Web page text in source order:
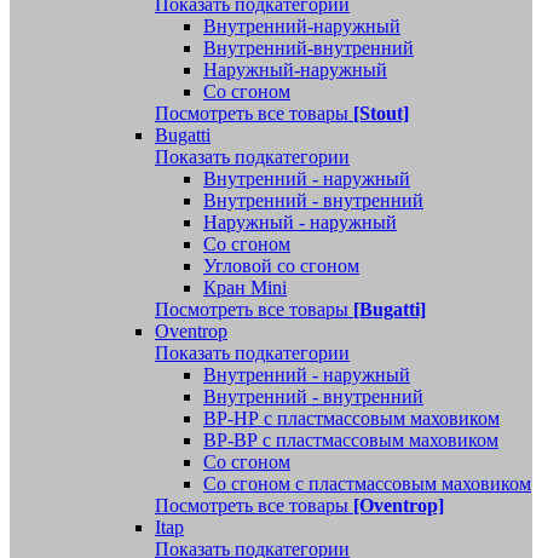
Показать подкатегории
Внутренний-наружный
Внутренний-внутренний
Наружный-наружный
Со сгоном
Посмотреть все товары [Stout]
Bugatti
Показать подкатегории
Внутренний - наружный
Внутренний - внутренний
Наружный - наружный
Со сгоном
Угловой со сгоном
Кран Mini
Посмотреть все товары [Bugatti]
Oventrop
Показать подкатегории
Внутренний - наружный
Внутренний - внутренний
ВР-НР с пластмассовым маховиком
ВР-ВР с пластмассовым маховиком
Со сгоном
Со сгоном с пластмассовым маховиком
Посмотреть все товары [Oventrop]
Itap
Показать подкатегории